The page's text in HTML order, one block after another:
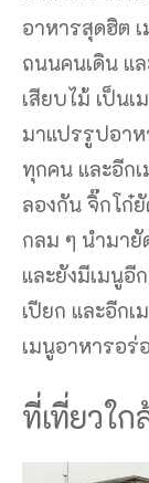
อาหารสุดฮิต
ถนนคนเดิน แ
เสียบไม้ เป็น
มาแปรรูปอาห
ทุกคน และอีก
ลองกัน จิ๊กโก๋
กลม ๆ นำมายั
และยังมีเมนูอี
เปียก และอีก
เมนูอาหารอ
ที่เที่ยวใ